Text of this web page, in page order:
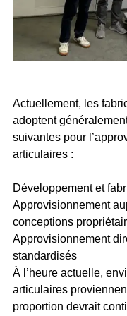
Actuellement, les
adoptent
suivantes pour
articulaires :
Développement et
Approvisionnement
conceptions
Approvisionnement
standardisés
À l’heure actuelle,
articulaires
proportion devrait